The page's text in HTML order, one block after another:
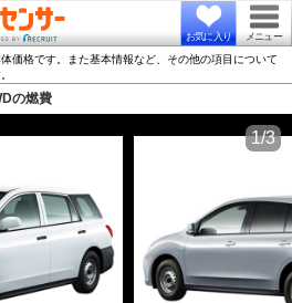
お気に入り メニュー
価格です。また基本情報など、その他の項目について
の燃費
1/3